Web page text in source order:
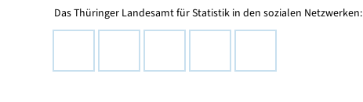
Das Thüringer Landesamt für Statistik in den sozialen Netzwerken: